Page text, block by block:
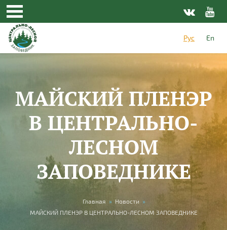
Перейти к основному содержанию
Рус
En
МАЙСКИЙ ПЛЕНЭР
В ЦЕНТРАЛЬНО-
ЛЕСНОМ
ЗАПОВЕДНИКЕ
Вы здесь Главная » Новости »
МАЙСКИЙ ПЛЕНЭР В ЦЕНТРАЛЬНО-ЛЕСНОМ ЗАПОВЕДНИКЕ